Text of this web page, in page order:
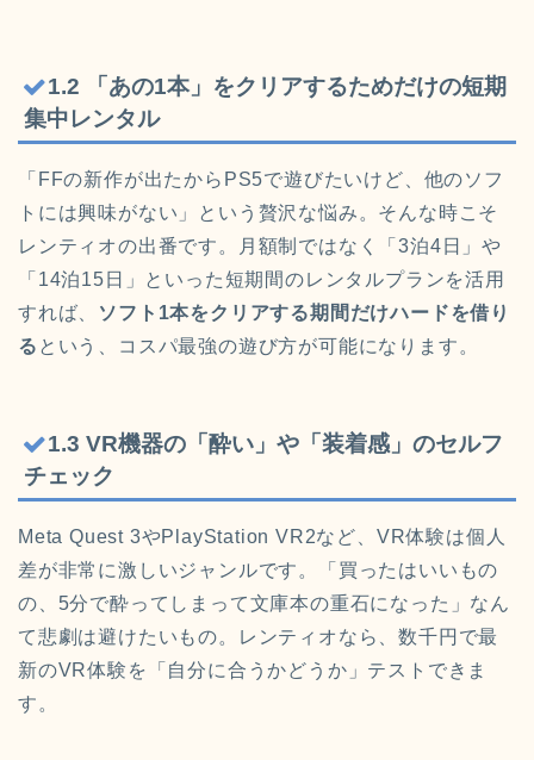
1.2 「あの1本」をクリアするためだけの短期
集中レンタル
「FFの新作が出たからPS5で遊びたいけど、他のソフ
トには興味がない」という贅沢な悩み。そんな時こそ
レンティオの出番です。月額制ではなく「3泊4日」や
「14泊15日」といった短期間のレンタルプランを活用
すれば、
ソフト1本をクリアする期間だけハードを借り
る という、コスパ最強の遊び方が可能になります。
1.3 VR機器の「酔い」や「装着感」のセルフ
チェック
Meta Quest 3やPlayStation VR2など、VR体験は個人
差が非常に激しいジャンルです。「買ったはいいもの
の、5分で酔ってしまって文庫本の重石になった」なん
て悲劇は避けたいもの。レンティオなら、数千円で最
新のVR体験を「自分に合うかどうか」テストできま
す。